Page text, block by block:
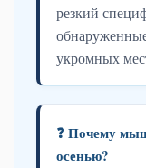
резкий
укромных
❓ Почему
осенью?